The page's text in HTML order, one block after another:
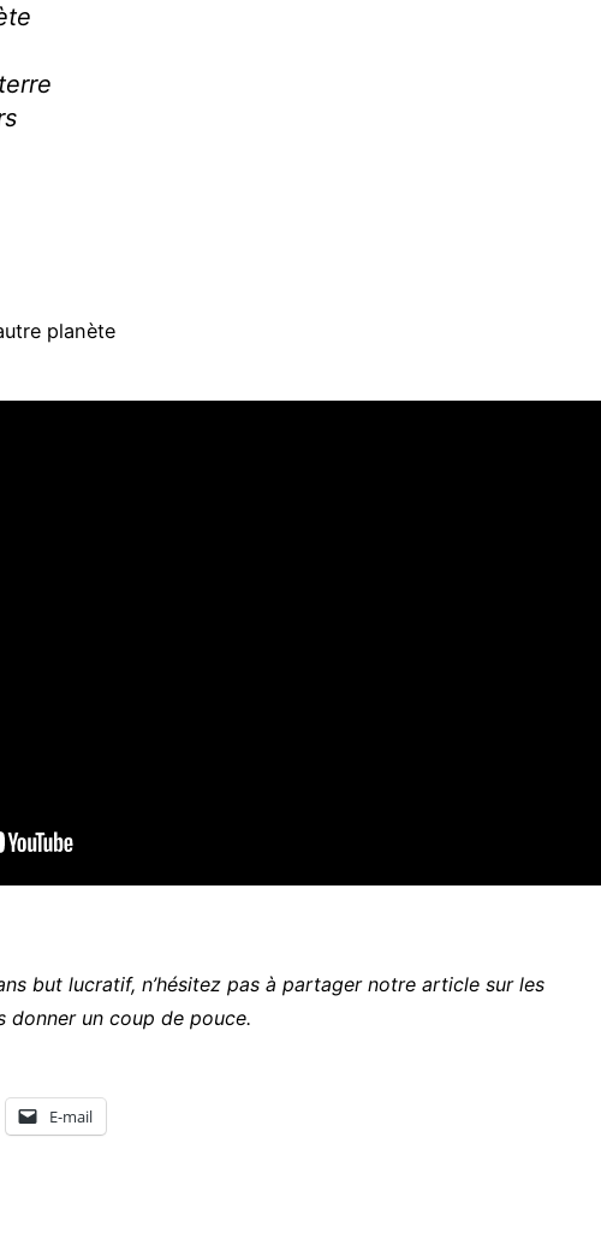
planète
but lucratif, n’hésitez pas à partager notre article sur les
donner un coup de pouce.
E-mail